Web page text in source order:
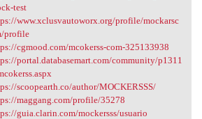
test
www.xclusvautoworx.org/profile/mockarsc
profile
cgmood.com/mcokerss-com-325133938
portal.databasemart.com/community/p1311
scoopearth.co/author/MOCKERSSS/
maggang.com/profile/35278
guia.clarin.com/mockersss/usuario